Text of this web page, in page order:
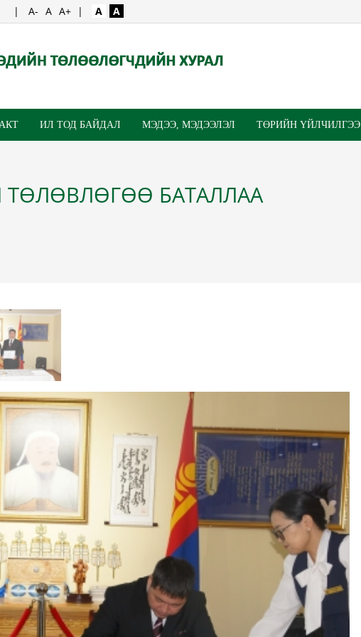
| A- A A+ | A A
ИЛ ТОД БАЙДАЛ МЭДЭЭ, МЭДЭЭЛЭЛ ТӨРИЙН ҮЙЛЧИЛГЭЭ
ТӨЛӨВЛӨГӨӨ БАТАЛЛАА